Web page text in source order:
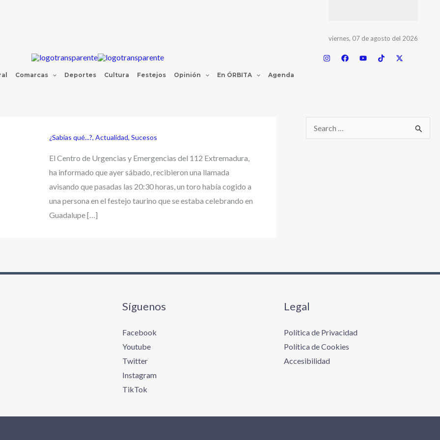
viernes, 07 de agosto del 2026
Comarcas Deportes Cultura Festejos Opinión En ÓRBITA Agenda
¿Sabías qué...?, Actualidad, Sucesos
El Centro de Urgencias y Emergencias del 112 Extremadura,
ha informado que ayer sábado, recibieron una llamada
avisando que pasadas las 20:30 horas, un toro había cogido a
una persona en el festejo taurino que se estaba celebrando en
Guadalupe […]
Síguenos
Facebook
Youtube
Twitter
Instagram
TikTok
Legal
Política de Privacidad
Política de Cookies
Accesibilidad